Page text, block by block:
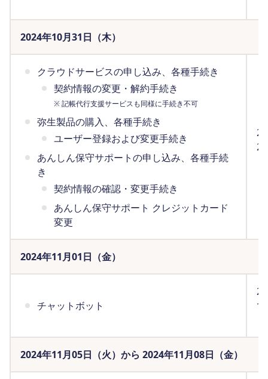
2024年10月31日（木）
クラウドサービスの申し込み、各種手続き
契約情報の変更・解約手続き
※ 記帳代行支援サービスも同様に手続き不可
弥生製品の購入、各種手続き
ユーザー登録および変更手続き
あんしん保守サポートの申し込み、各種手続
き
契約情報の確認・変更手続き
あんしん保守サポート クレジットカード
変更
2024年11月01日（金）
チャットボット
で
2024年11月05日（火）から 2024年11月08日（金）